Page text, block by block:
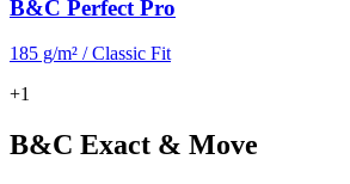
B&C Perfect Pro
185 g/m² / Classic Fit
+1
B&C Exact & Move